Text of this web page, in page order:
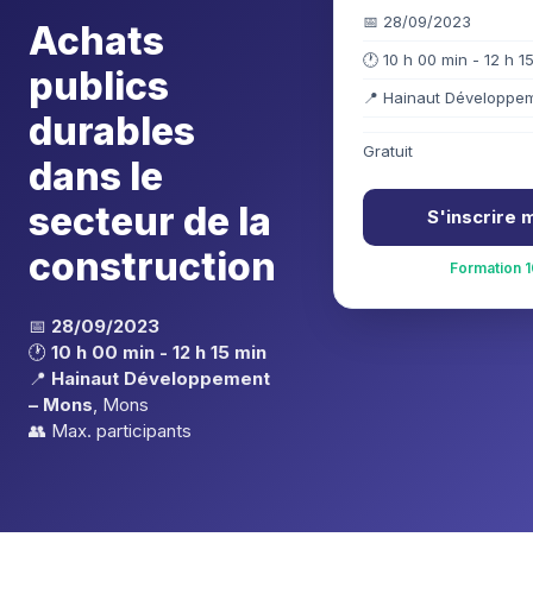
Achats
publics
durables
dans le
secteur de la
construction
📅 28/09/2023
🕐 10 h 00 min - 12 h 15 min
📍 Hainaut Développement
– Mons, Mons
👥 Max. participants
📅 28/09/2023
🕐 10 h 00 min - 12 h
📍 Hainaut
Gratuit
S'inscrire
Formation